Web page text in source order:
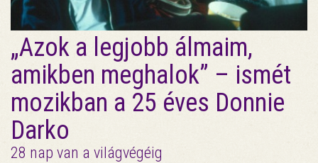
„Azok a legjobb álmaim,
amikben meghalok” – ismét
mozikban a 25 éves Donnie
Darko
28 nap van a világvégéig